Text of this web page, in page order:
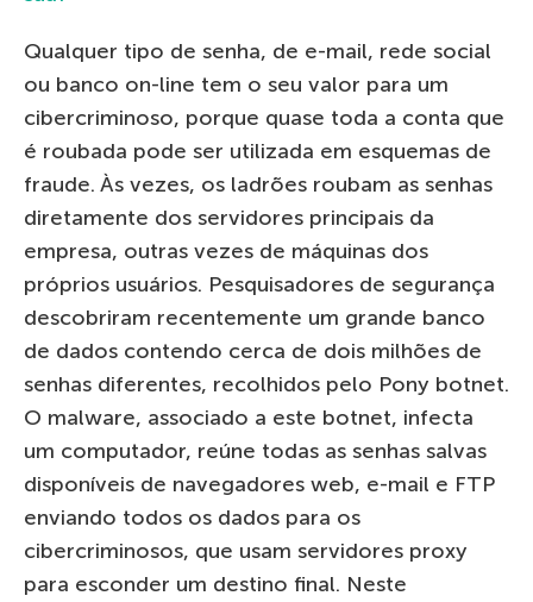
Qualquer tipo de senha, de e-mail, rede social
ou banco on-line tem o seu valor para um
cibercriminoso, porque quase toda a conta que
é roubada pode ser utilizada em esquemas de
fraude. Às vezes, os ladrões roubam as senhas
diretamente dos servidores principais da
empresa, outras vezes de máquinas dos
próprios usuários. Pesquisadores de segurança
descobriram recentemente um grande banco
de dados contendo cerca de dois milhões de
senhas diferentes, recolhidos pelo Pony botnet.
O malware, associado a este botnet, infecta
um computador, reúne todas as senhas salvas
disponíveis de navegadores web, e-mail e FTP
enviando todos os dados para os
cibercriminosos, que usam servidores proxy
para esconder um destino final. Neste